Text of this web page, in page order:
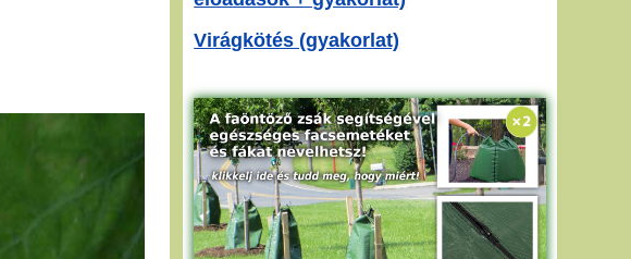
Virágkötés (gyakorlat)